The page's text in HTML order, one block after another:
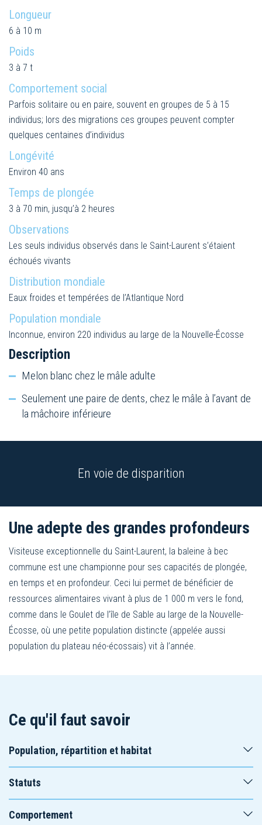
Longueur
6 à 10 m
Poids
3 à 7 t
Comportement social
Parfois solitaire ou en paire, souvent en groupes de 5 à 15
individus; lors des migrations ces groupes peuvent compter
quelques centaines d’individus
Longévité
Environ 40 ans
Temps de plongée
3 à 70 min, jusqu’à 2 heures
Observations
Les seuls individus observés dans le Saint-Laurent s’étaient
échoués vivants
Distribution mondiale
Eaux froides et tempérées de l’Atlantique Nord
Population mondiale
Inconnue, environ 220 individus au large de la Nouvelle-Écosse
Description
Melon blanc chez le mâle adulte
Seulement une paire de dents, chez le mâle à l’avant de
la mâchoire inférieure
En voie de disparition
Une adepte des grandes profondeurs
Visiteuse exceptionnelle du Saint-Laurent, la baleine à bec
commune est une championne pour ses capacités de plongée,
en temps et en profondeur. Ceci lui permet de bénéficier de
ressources alimentaires vivant à plus de 1 000 m vers le fond,
comme dans le Goulet de l’île de Sable au large de la Nouvelle-
Écosse, où une petite population distincte (appelée aussi
population du plateau néo-écossais) vit à l’année.
Ce qu'il faut savoir
Population, répartition et habitat
Statuts
Comportement